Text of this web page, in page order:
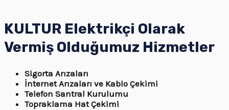
KULTUR Elektrikçi Olarak
Vermiş Olduğumuz Hizmetler
Sigorta Arızaları
İnternet Arızaları ve Kablo Çekimi
Telefon Santral Kurulumu
Topraklama Hat Çekimi